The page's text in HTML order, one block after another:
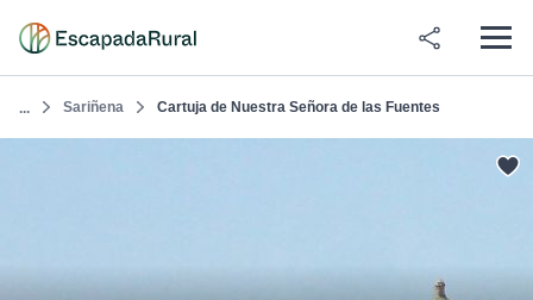
... Sariñena Cartuja de Nuestra Señora de las Fuentes